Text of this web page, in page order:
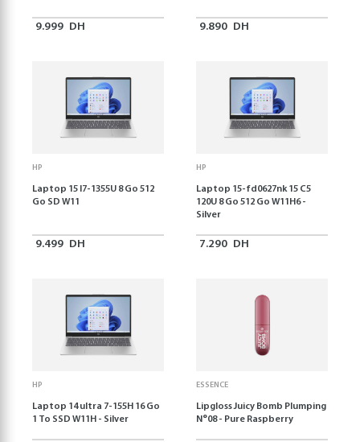
9.999 DH 9.890 DH
HP
Laptop 15 I7-1355U 8 Go 512
Go SD W11
9.499 DH
HP
Laptop 15-fd0627nk 15 C5
120U 8 Go 512 Go W11H6 -
Silver
7.290 DH
HP
Laptop 14 ultra 7-155H 16 Go
1 To SSD W11H - Silver
ESSENCE
Lipgloss Juicy Bomb Plumping
N°08 - Pure Raspberry